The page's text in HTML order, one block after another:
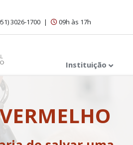
3026-1700 | 09h às 17h
Instituição